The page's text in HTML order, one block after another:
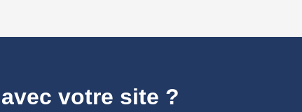
votre site ?